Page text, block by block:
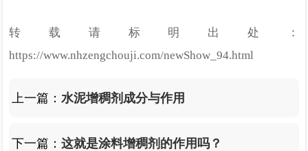
转载请标明出处：
https://www.nhzengchouji.com/newShow_94.html
上一篇： 水泥增稠剂成分与作用
下一篇：这就是涂料增稠剂的作用吗？